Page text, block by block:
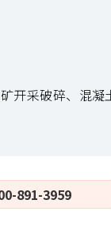
开采破碎、混凝
891-3959